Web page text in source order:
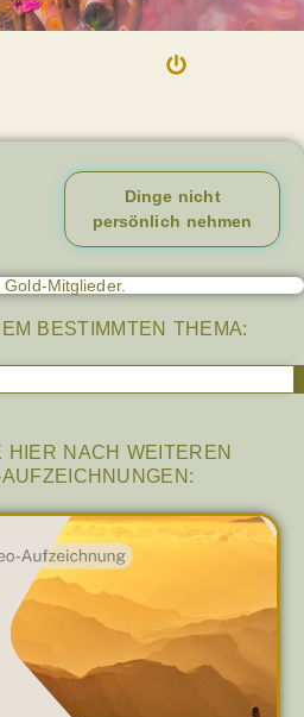
Dinge nicht
persönlich nehmen
Mitglieder.
BESTIMMTEN THEMA:
HIER NACH WEITEREN